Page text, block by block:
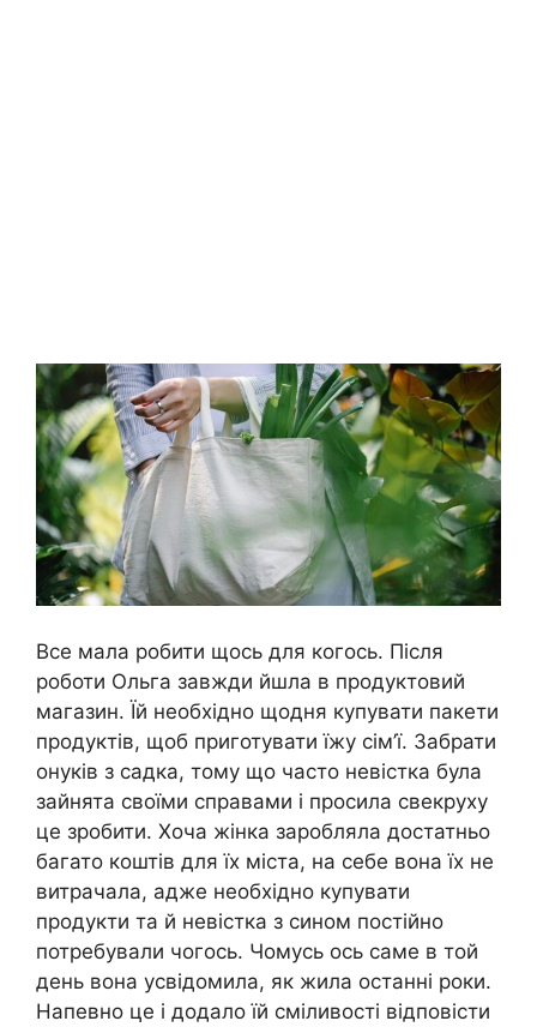
Все мала робити щось для когось. Після
роботи Ольга завжди йшла в продуктовий
магазин. Їй необхідно щодня купувати пакети
продуктів, щоб приготувати їжу сім’ї. Забрати
онуків з садка, тому що часто невістка була
зайнята своїми справами і просила свекруху
це зробити. Хоча жінка заробляла достатньо
багато коштів для їх міста, на себе вона їх не
витрачала, адже необхідно купувати
продукти та й невістка з сином постійно
потребували чогось. Чомусь ось саме в той
день вона усвідомила, як жила останні роки.
Напевно це і додало їй сміливості відповісти